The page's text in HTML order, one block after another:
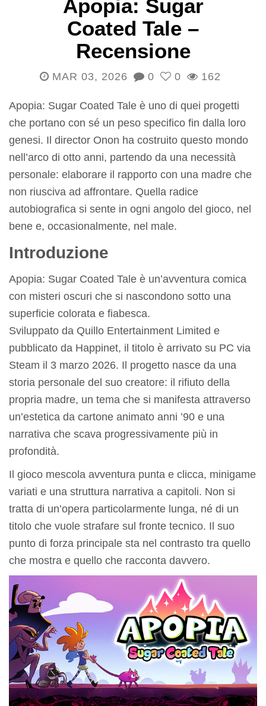
Apopia: Sugar
Coated Tale –
Recensione
MAR 03, 2026 0 0 162
Apopia: Sugar Coated Tale è uno di quei progetti
che portano con sé un peso specifico fin dalla loro
genesi. Il director Onon ha costruito questo mondo
nell’arco di otto anni, partendo da una necessità
personale: elaborare il rapporto con una madre che
non riusciva ad affrontare. Quella radice
autobiografica si sente in ogni angolo del gioco, nel
bene e, occasionalmente, nel male.
Introduzione
Apopia: Sugar Coated Tale è un’avventura comica
con misteri oscuri che si nascondono sotto una
superficie colorata e fiabesca.
Sviluppato da Quillo Entertainment Limited e
pubblicato da Happinet, il titolo è arrivato su PC via
Steam il 3 marzo 2026. Il progetto nasce da una
storia personale del suo creatore: il rifiuto della
propria madre, un tema che si manifesta attraverso
un’estetica da cartone animato anni ’90 e una
narrativa che scava progressivamente più in
profondità.
Il gioco mescola avventura punta e clicca, minigame
variati e una struttura narrativa a capitoli. Non si
tratta di un’opera particolarmente lunga, né di un
titolo che vuole strafare sul fronte tecnico. Il suo
punto di forza principale sta nel contrasto tra quello
che mostra e quello che racconta davvero.